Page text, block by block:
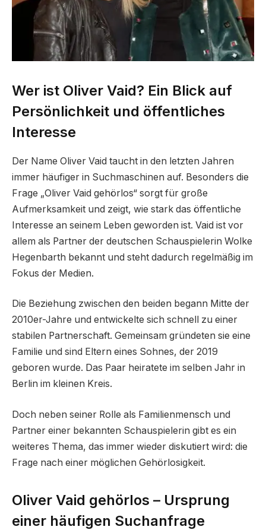
Wer ist Oliver Vaid? Ein Blick auf
Persönlichkeit und öffentliches
Interesse
Der Name Oliver Vaid taucht in den letzten Jahren
immer häufiger in Suchmaschinen auf. Besonders die
Frage „Oliver Vaid gehörlos“ sorgt für große
Aufmerksamkeit und zeigt, wie stark das öffentliche
Interesse an seinem Leben geworden ist. Vaid ist vor
allem als Partner der deutschen Schauspielerin Wolke
Hegenbarth bekannt und steht dadurch regelmäßig im
Fokus der Medien.
Die Beziehung zwischen den beiden begann Mitte der
2010er-Jahre und entwickelte sich schnell zu einer
stabilen Partnerschaft. Gemeinsam gründeten sie eine
Familie und sind Eltern eines Sohnes, der 2019
geboren wurde. Das Paar heiratete im selben Jahr in
Berlin im kleinen Kreis.
Doch neben seiner Rolle als Familienmensch und
Partner einer bekannten Schauspielerin gibt es ein
weiteres Thema, das immer wieder diskutiert wird: die
Frage nach einer möglichen Gehörlosigkeit.
Oliver Vaid gehörlos – Ursprung
einer häufigen Suchanfrage